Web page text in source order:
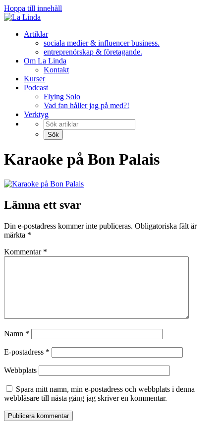
Hoppa till innehåll
Artiklar
sociala medier & influencer business.
entreprenörskap & företagande.
Om La Linda
Kontakt
Kurser
Podcast
Flying Solo
Vad fan håller jag på med?!
Verktyg
Karaoke på Bon Palais
Lämna ett svar
Din e-postadress kommer inte publiceras. Obligatoriska fält är
märkta *
Kommentar *
Namn *
E-postadress *
Webbplats
Spara mitt namn, min e-postadress och webbplats i denna
webbläsare till nästa gång jag skriver en kommentar.